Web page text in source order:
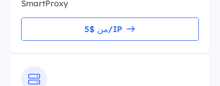
SmartProxy
من $5/IP